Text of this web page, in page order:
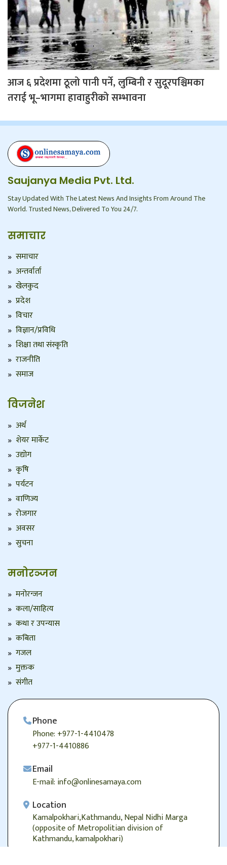
आज ६ प्रदेशमा ठूलो पानी पर्ने, लुम्बिनी र सुदूरपश्चिमका
तराई भू–भागमा हावाहुरीको सम्भावना
Saujanya Media Pvt. Ltd.
Stay Updated With The Latest News And Insights From Around The
World. Trusted News, Delivered To You 24/7.
समाचार
समाचार
अन्तर्वार्ता
खेलकुद
प्रदेश
विचार
विज्ञान/प्रविधि
शिक्षा तथा संस्कृति
राजनीति
समाज
विजनेश
अर्थ
शेयर मार्केट
उद्योग
कृषि
पर्यटन
वाणिज्य
रोजगार
अवसर
सुचना
मनोरञ्जन
मनोरन्जन
कला/साहित्य
कथा र उपन्यास
कबिता
गजल
मुक्तक
संगीत
Phone
Phone: +977-1-4410478
+977-1-4410886
Email
E-mail: info@onlinesamaya.com
Location
Kamalpokhari,Kathmandu, Nepal Nidhi Marga
(opposite of Metropolitian division of
Kathmandu, kamalpokhari)